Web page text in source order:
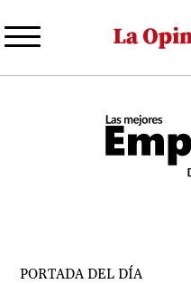
PORTADA DEL DÍA